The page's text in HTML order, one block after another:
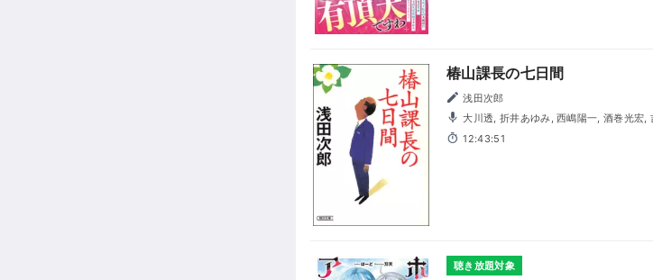
椿山課長の七日間
浅田次郎
大川透, 折井あゆみ, 西嶋陽一, 酒巻光宏, 吉田聖子, 秦佐和子, 西村知道, 高田憂希, 宮川美保, 永吉ユカ, 三
代澤康司, 伊藤史隆, 中邨雄二, 橋詰優子, 岩
神田みか, 進藤亜由美, 武田幸史, 徳武竜也,
12:43:51
聴き放題対象